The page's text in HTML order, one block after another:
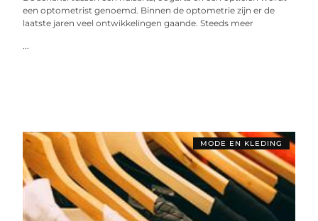
een optometrist genoemd. Binnen de optometrie zijn er de
laatste jaren veel ontwikkelingen gaande. Steeds meer
...
MODE EN KLEDING